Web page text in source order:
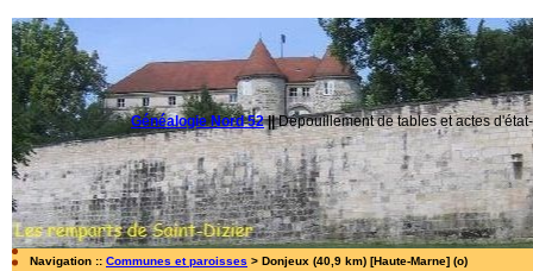
Généalogie Nord 52||Dépouillement de tables et actes
Navigation :: Communes et paroisses > Donjeux (40,9 km) [Haute-Marne] (o)